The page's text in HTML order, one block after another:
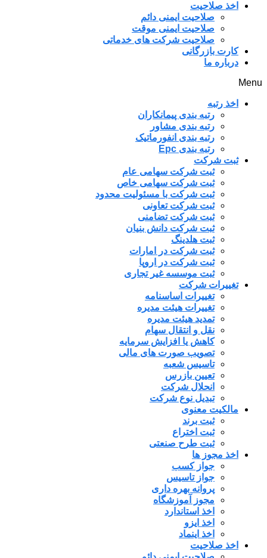
اخذ صلاحیت
صلاحیت ایمنی دائم
صلاحیت ایمنی موقت
صلاحیت شرکت های خدماتی
کارت بازرگانی
درباره ما
Menu
اخذ رتبه
رتبه بندی پیمانکاران
رتبه بندی مشاور
رتبه بندی انفورماتیک
رتبه بندی Epc
ثبت شرکت
ثبت شرکت سهامی عام
ثبت شرکت سهامی خاص
ثبت شرکت با مسئولیت محدود
ثبت شرکت تعاونی
ثبت شرکت تضامنی
ثبت شرکت دانش بنیان
ثبت هلدینگ
ثبت شرکت در امارات
ثبت شرکت در اروپا
ثبت موسسه غیر تجاری
تغییرات شرکت
تغییرات اساسنامه
تغییرات هیئت مدیره
تمدید هیئت مدیره
نقل و انتقال سهام
کاهش یا افزایش سرمایه
تصویب صورت های مالی
تاسیس شعبه
تعیین بازرس
انحلال شرکت
تبدیل نوع شرکت
مالکیت معنوی
ثبت برند
ثبت اختراع
ثبت طرح صنعتی
اخذ مجوز ها
جواز کسب
جواز تاسیس
پروانه بهره داری
مجوز آموزشگاه
اخذ استاندارد
اخذ ایزو
اخذ اینماد
اخذ صلاحیت